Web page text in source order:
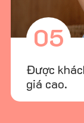
Được
giá cao.
05